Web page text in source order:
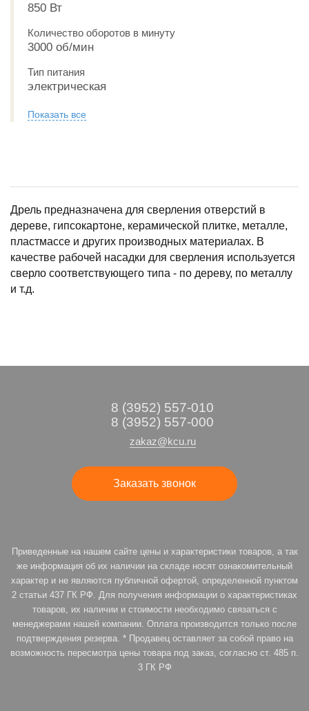
850 Вт
Количество оборотов в минуту
3000 об/мин
Тип питания
электрическая
Показать все
Дрель предназначена для сверления отверстий в
дереве, гипсокартоне, керамической плитке, металле,
пластмассе и других производных материалах. В
качестве рабочей насадки для сверления используется
сверло соответствующего типа - по дереву, по металлу
и т.д.
8 (3952) 557-010
8 (3952) 557-000
zakaz@kcu.ru
Заказать звонок
Приведенные на нашем сайте цены и характеристики товаров, а так
же информация об их наличии на складе носят ознакомительный
характер и не являются публичной офертой, определенной пунктом
2 статьи 437 ГК РФ. Для получения информации о характеристиках
товаров, их наличии и стоимости необходимо связаться с
менеджерами нашей компании. Оплата производится только после
подтверждения резерва. * Продавец оставляет за собой право на
возможность пересмотра цены товара под заказ, согласно ст. 485 п.
3 ГК РФ